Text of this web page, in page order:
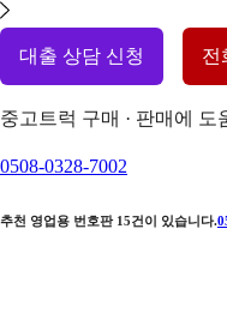
대출 상담 신청 전
중고트럭 구매 · 판매에 도
0508-0328-7002
추천 영업용 번호판 15건이 있습니다.